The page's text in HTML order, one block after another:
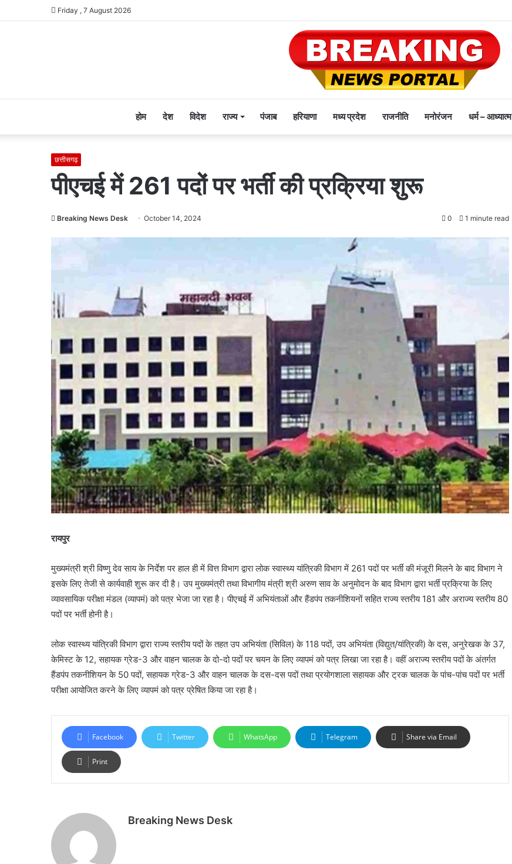
Friday , 7 August 2026
होम देश विदेश राज्य पंजाब हरियाणा मध्य प्रदेश राजनीति मनोरंजन धर्म – आध्यात्म
छत्तीसगढ़
पीएचई में 261 पदों पर भर्ती की प्रक्रिया शुरू
Breaking News Desk October 14, 2024 0 1 minute read
रायपुर
मुख्यमंत्री श्री विष्णु देव साय के निर्देश पर हाल ही में वित्त विभाग द्वारा लोक स्वास्थ्य यांत्रिकी विभाग में 261 पदों पर भर्ती की मंजूरी मिलने के बाद विभाग ने
इसके लिए तेजी से कार्यवाही शुरू कर दी है। उप मुख्यमंत्री तथा विभागीय मंत्री श्री अरुण साव के अनुमोदन के बाद विभाग द्वारा भर्ती प्रक्रिया के लिए
व्यावसायिक परीक्षा मंडल (व्यापमं) को पत्र भेजा जा रहा है। पीएचई में अभियंताओं और हैंडपंप तकनीशियनों सहित राज्य स्तरीय 181 और अराज्य स्तरीय 80
पदों पर भर्ती होनी है।
लोक स्वास्थ्य यांत्रिकी विभाग द्वारा राज्य स्तरीय पदों के तहत उप अभियंता (सिविल) के 118 पदों, उप अभियंता (विद्युत/यांत्रिकी) के दस, अनुरेखक के 37,
केमिस्ट के 12, सहायक ग्रेड-3 और वाहन चालक के दो-दो पदों पर चयन के लिए व्यापमं को पत्र लिखा जा रहा है। वहीं अराज्य स्तरीय पदों के अंतर्गत
हैंडपंप तकनीशियन के 50 पदों, सहायक ग्रेड-3 और वाहन चालक के दस-दस पदों तथा प्रयोगशाला सहायक और ट्रक चालक के पांच-पांच पदों पर भर्ती
परीक्षा आयोजित करने के लिए व्यापमं को पत्र प्रेषित किया जा रहा है।
Facebook Twitter WhatsApp Telegram Share via Email
Print
Breaking News Desk